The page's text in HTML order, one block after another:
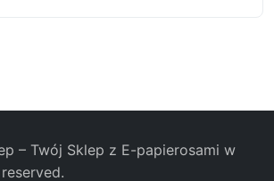
– Twój Sklep z E-papierosami w